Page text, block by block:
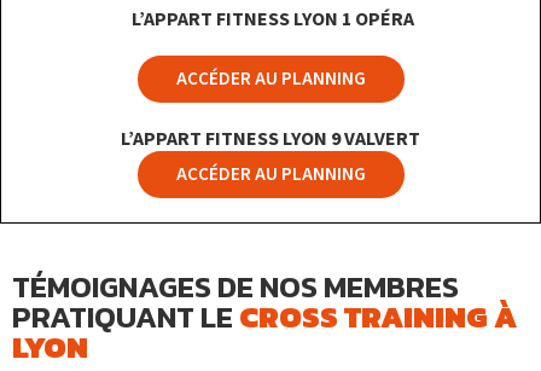
L’APPART FITNESS LYON 1 OPÉRA
ACCÉDER AU PLANNING
L’APPART FITNESS LYON 9 VALVERT
ACCÉDER AU PLANNING
TÉMOIGNAGES DE NOS MEMBRES
PRATIQUANT LECROSS TRAINING À
LYON